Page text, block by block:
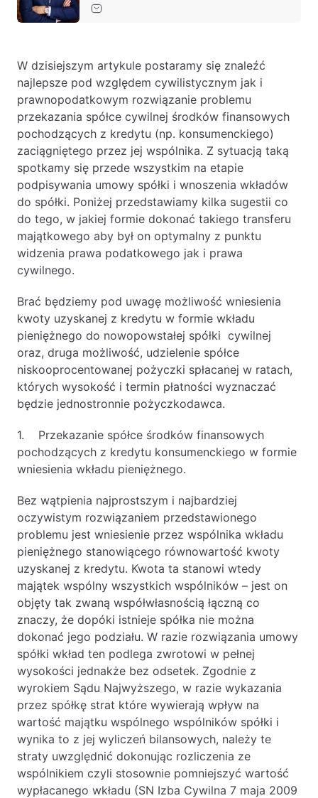
Baza wiedzy
Doradztwo sukcesyjne
Ochrona majątku
Planowanie podatkowe
Restrukturyzacje
Spółki zagraniczne – wsparcie
przedsiębiorców poza granicami RP
Obsługa korporacyjna
Bieżące doradztwo prawne
Bieżące doradztwo prawne dla spółek z
Doradztwo podatkowe
Likwidacje i upadłości spółek
Modelowanie i optymalizacja działalności IT
Przekształcenia spółek
Przygotowywanie umów w obrocie
międzynarodowym
Rejestracja spółek prawa handlowego
Legalizacja pobytu i pracy cudzoziemców
Księgowość
Kontakt
PL EN FR
W dzisiejszym artykule postaramy się znaleźć
najlepsze pod względem cywilistycznym jak i
prawnopodatkowym rozwiązanie problemu
przekazania spółce cywilnej środków finansowych
pochodzących z kredytu (np. konsumenckiego)
zaciągniętego przez jej wspólnika. Z sytuacją taką
spotkamy się przede wszystkim na etapie
podpisywania umowy spółki i wnoszenia wkładów
do spółki. Poniżej przedstawiamy kilka sugestii co
do tego, w jakiej formie dokonać takiego transferu
majątkowego aby był on optymalny z punktu
widzenia prawa podatkowego jak i prawa
cywilnego.
Brać będziemy pod uwagę możliwość wniesienia
kwoty uzyskanej z kredytu w formie wkładu
pieniężnego do nowopowstałej spółki cywilnej
oraz, druga możliwość, udzielenie spółce
niskooprocentowanej pożyczki spłacanej w ratach,
których wysokość i termin płatności wyznaczać
będzie jednostronnie pożyczkodawca.
1. Przekazanie spółce środków finansowych
pochodzących z kredytu konsumenckiego w formie
wniesienia wkładu pieniężnego.
Bez wątpienia najprostszym i najbardziej
oczywistym rozwiązaniem przedstawionego
problemu jest wniesienie przez wspólnika wkładu
pieniężnego stanowiącego równowartość kwoty
uzyskanej z kredytu. Kwota ta stanowi wtedy
majątek wspólny wszystkich wspólników – jest on
objęty tak zwaną współwłasnością łączną co
znaczy, że dopóki istnieje spółka nie można
dokonać jego podziału. W razie rozwiązania umowy
spółki wkład ten podlega zwrotowi w pełnej
wysokości jednakże bez odsetek. Zgodnie z
wyrokiem Sądu Najwyższego, w razie wykazania
przez spółkę strat które wywierają wpływ na
wartość majątku wspólnego wspólników spółki i
wynika to z jej wyliczeń bilansowych, należy te
straty uwzględnić dokonując rozliczenia ze
wspólnikiem czyli stosownie pomniejszyć wartość
wypłacanego wkładu (SN Izba Cywilna 7 maja 2009